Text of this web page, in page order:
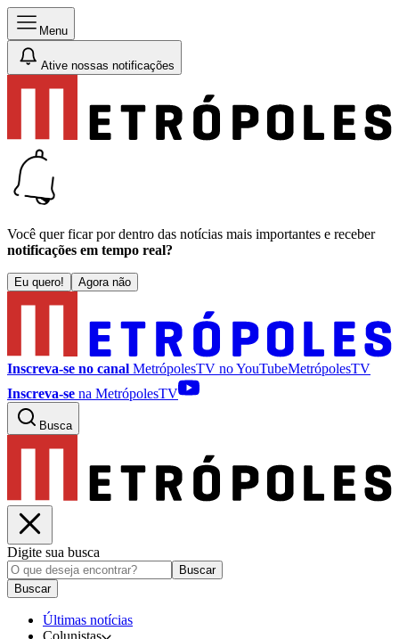
Menu
Ative nossas notificações
Você quer ficar por dentro das notícias mais importantes e receber
notificações em tempo real?
Eu quero! Agora não
Inscreva-se no canal MetrópolesTV noYouTubeMetrópolesTV
Inscreva-se na MetrópolesTV
Busca
Digite sua busca
Buscar
Buscar
Últimas notícias
Colunistas